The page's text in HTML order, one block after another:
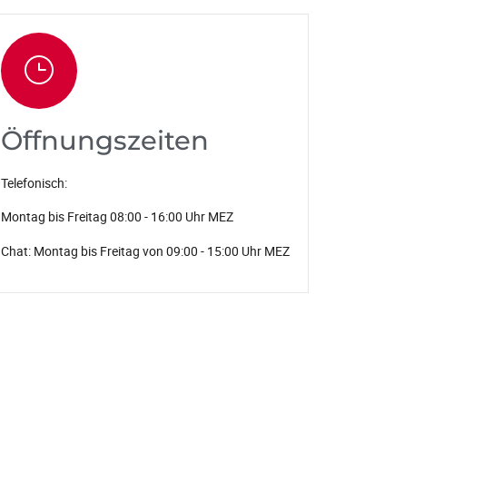
Öffnungszeiten
Telefonisch:
Montag bis Freitag 08:00 - 16:00 Uhr MEZ
Chat: Montag bis Freitag von 09:00 - 15:00 Uhr MEZ